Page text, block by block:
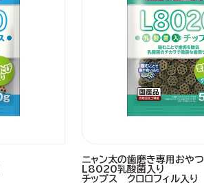
ニャン太の歯磨き専用おやつ
L8020乳酸菌入り
チップス クロロフィル入り